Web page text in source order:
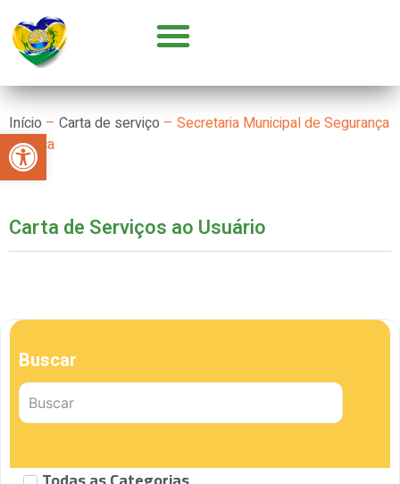
Início – Carta de serviço – Secretaria Municipal de Segurança
Pública
Carta de Serviços ao Usuário
Buscar
Abrir a barra de ferramentas